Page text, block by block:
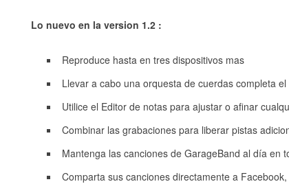
Lo nuevo en la version 1.2 :
Reproduce hasta en tres dispositivos mas
Llevar a cabo una orquesta de cuerdas completa
Utilice el Editor de notas para ajustar o afinar
Combinar las grabaciones para liberar pistas
Mantenga las canciones de GarageBand al día en
Comparta sus canciones directamente a